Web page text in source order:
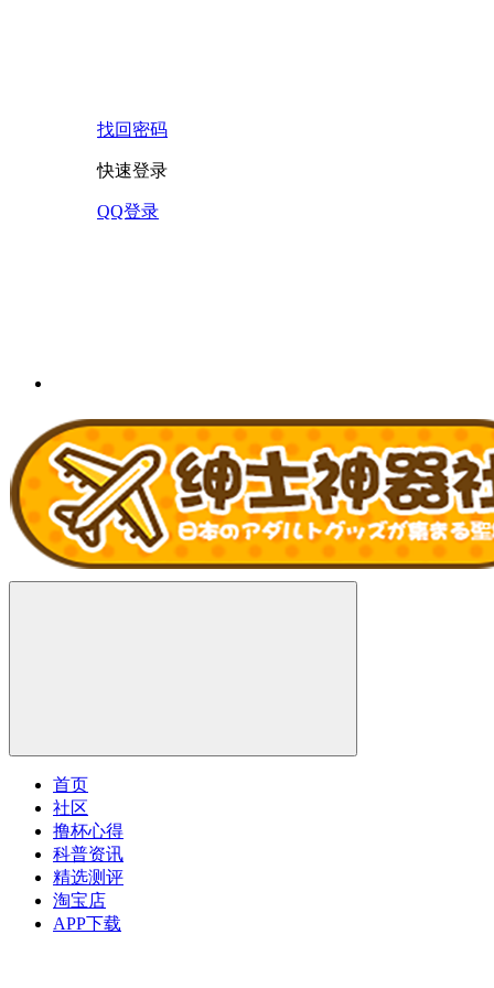
找回密码
快速登录
QQ登录
首页
社区
撸杯心得
科普资讯
精选测评
淘宝店
APP下载